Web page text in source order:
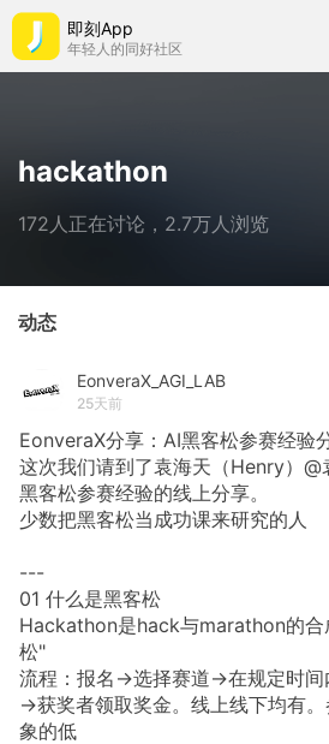
即刻App
年轻人的同好社区
hackathon
172人正在讨论，2.7万人浏览
动态
EonveraX_AGI_LAB
25天前
EonveraX分享：AI黑客松参赛经
这次我们请到了袁海天（Henry）
黑客松参赛经验的线上分享。
少数把黑客松当成功课来研究的人
---
01 什么是黑客松
Hackathon是hack与marathon的合
松"
流程：报名→选择赛道→在规定时
→获奖者领取奖金。线上线下均有
象的低